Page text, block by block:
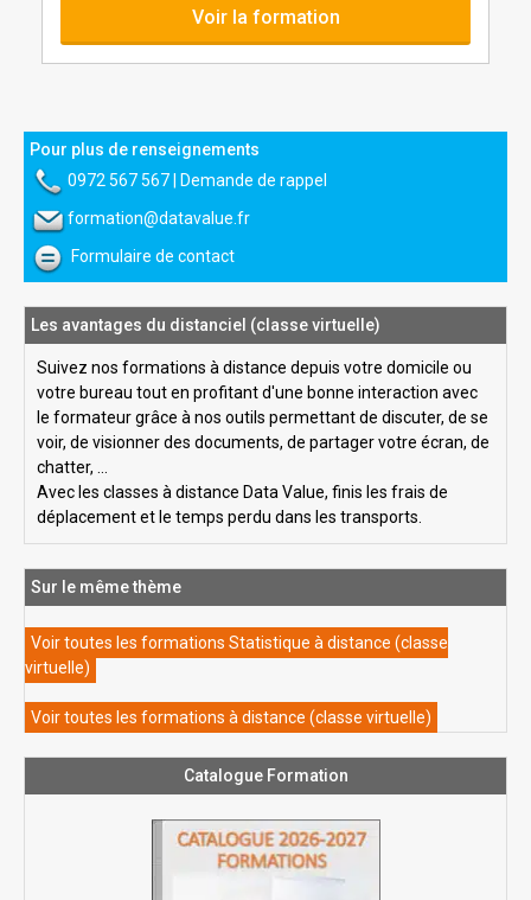
Voir la formation
Pour plus de renseignements
0972 567 567
Demande de rappel
formation@datavalue.fr
Formulaire de contact
Les avantages du distanciel (classe virtuelle)
Suivez nos formations à distance depuis votre domicile ou
votre bureau tout en profitant d'une bonne interaction avec
le formateur grâce à nos outils permettant de discuter, de se
voir, de visionner des documents, de partager votre écran, de
chatter, ...
Avec les classes à distance Data Value, finis les frais de
déplacement et le temps perdu dans les transports.
Sur le même thème
Voir toutes les formations Statistique à distance (classe
virtuelle)
Voir toutes les formations à distance (classe virtuelle)
Catalogue Formation